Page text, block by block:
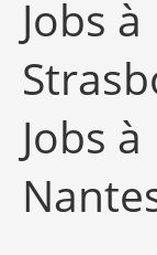
Jobs à
Jobs à